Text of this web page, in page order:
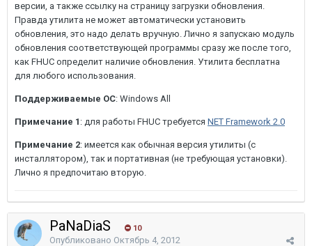
версии, а также ссылку на страницу загрузки обновления.
Правда утилита не может автоматически установить
обновления, это надо делать вручную. Лично я запускаю модуль
обновления соответствующей программы сразу же после того,
как FHUC определит наличие обновления. Утилита бесплатна
для любого использования.
Поддерживаемые ОС: Windows All
Примечание 1 : для работы FHUC требуется NET Framework 2.0
Примечание 2: имеется как обычная версия утилиты (с
инсталлятором), так и портативная (не требующая установки).
Лично я предпочитаю вторую.
PaNaDiaS 10
Опубликовано Октябрь 4, 2012